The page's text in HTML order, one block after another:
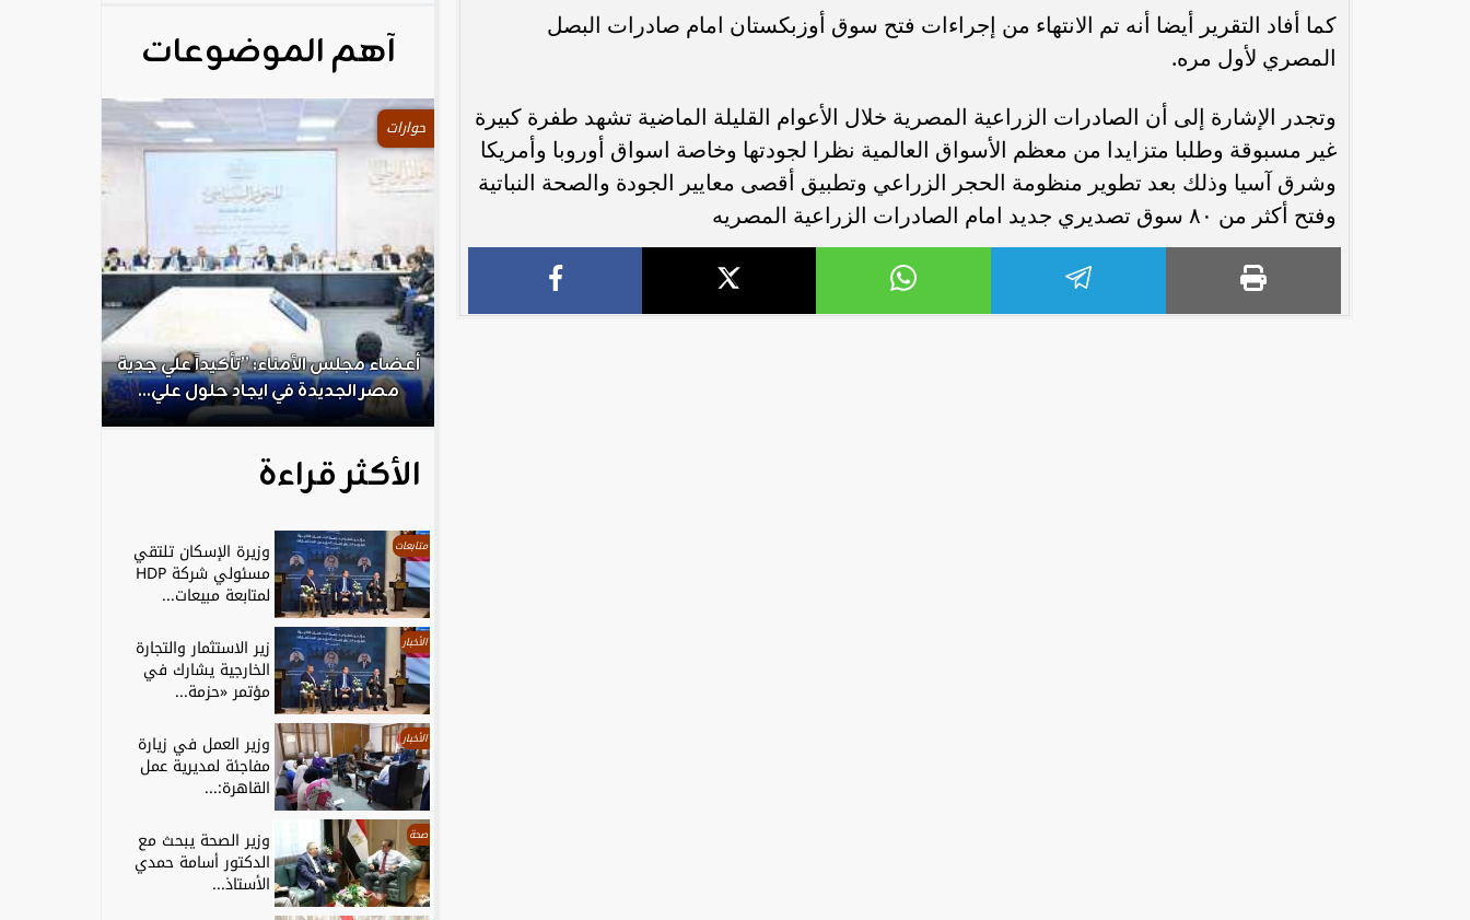
كما أفاد التقرير أيضا أنه تم الانتهاء من إجراءات فتح سوق أوزبكستان امام صادرات البصل
المصري لأول مره.
وتجدر الإشارة إلى أن الصادرات الزراعية المصرية خلال الأعوام القليلة الماضية تشهد طفرة كبيرة
غير مسبوقة وطلبا متزايدا من معظم الأسواق العالمية نظرا لجودتها وخاصة اسواق أوروبا وأمريكا
وشرق آسيا وذلك بعد تطوير منظومة الحجر الزراعي وتطبيق أقصى معايير الجودة والصحة النباتية
وفتح أكثر من ٨٠ سوق تصديري جديد امام الصادرات الزراعية المصريه
آهم الموضوعات
حوارات
أعضاء مجلس الأمناء: ”تأكيداً علي جدية
مصر الجديدة في ايجاد حلول علي...
الأكثر قراءة
متابعات وزيرة الإسكان تلتقي
مسئولي شركة HDP
لمتابعة مبيعات...
الأخبار زير الاستثمار والتجارة
الخارجية يشارك في
مؤتمر «حزمة...
الأخبار وزير العمل في زيارة
مفاجئة لمديرية عمل
القاهرة:...
صحة وزير الصحة يبحث مع
الدكتور أسامة حمدي
الأستاذ...